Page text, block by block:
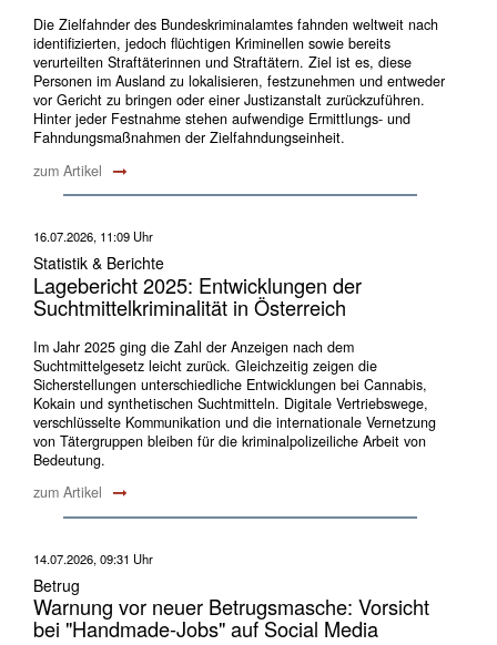
Die Zielfahnder des Bundeskriminalamtes fahnden weltweit nach
identifizierten, jedoch flüchtigen Kriminellen sowie bereits
verurteilten Straftäterinnen und Straftätern. Ziel ist es, diese
Personen im Ausland zu lokalisieren, festzunehmen und entweder
vor Gericht zu bringen oder einer Justizanstalt zurückzuführen.
Hinter jeder Festnahme stehen aufwendige Ermittlungs- und
Fahndungsmaßnahmen der Zielfahndungseinheit.
zum Artikel
16.07.2026, 11:09 Uhr
Statistik & Berichte
Lagebericht 2025: Entwicklungen der
Suchtmittelkriminalität in Österreich
Im Jahr 2025 ging die Zahl der Anzeigen nach dem
Suchtmittelgesetz leicht zurück. Gleichzeitig zeigen die
Sicherstellungen unterschiedliche Entwicklungen bei Cannabis,
Kokain und synthetischen Suchtmitteln. Digitale Vertriebswege,
verschlüsselte Kommunikation und die internationale Vernetzung
von Tätergruppen bleiben für die kriminalpolizeiliche Arbeit von
Bedeutung.
zum Artikel
14.07.2026, 09:31 Uhr
Betrug
Warnung vor neuer Betrugsmasche: Vorsicht
bei "Handmade-Jobs" auf Social Media